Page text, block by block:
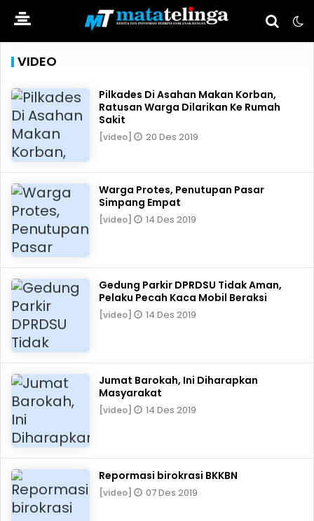
VIDEO
Pilkades Di Asahan Makan Korban,
Ratusan Warga Dilarikan Ke Rumah
Sakit
[video] 20 Des 2019
Warga Protes, Penutupan Pasar
Simpang Empat
[video] 14 Des 2019
Gedung Parkir DPRDSU Tidak Aman,
Pelaku Pecah Kaca Mobil Beraksi
[video] 14 Des 2019
Jumat Barokah, Ini Diharapkan
Masyarakat
[video] 14 Des 2019
Repormasi birokrasi BKKBN
[video] 07 Des 2019